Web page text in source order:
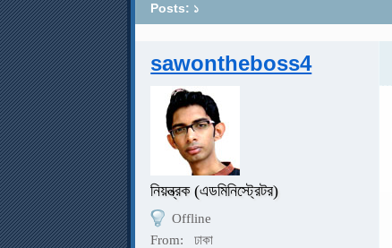
Posts: ১
sawontheboss4
নিয়ন্ত্রক (এডমিনিস্ট্রেটর)
Offline
From:
ঢাকা